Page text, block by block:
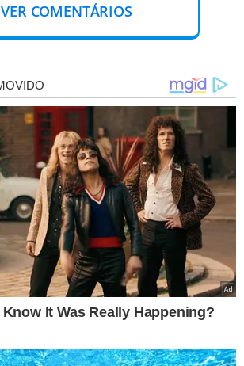
VER COMENTÁRIOS